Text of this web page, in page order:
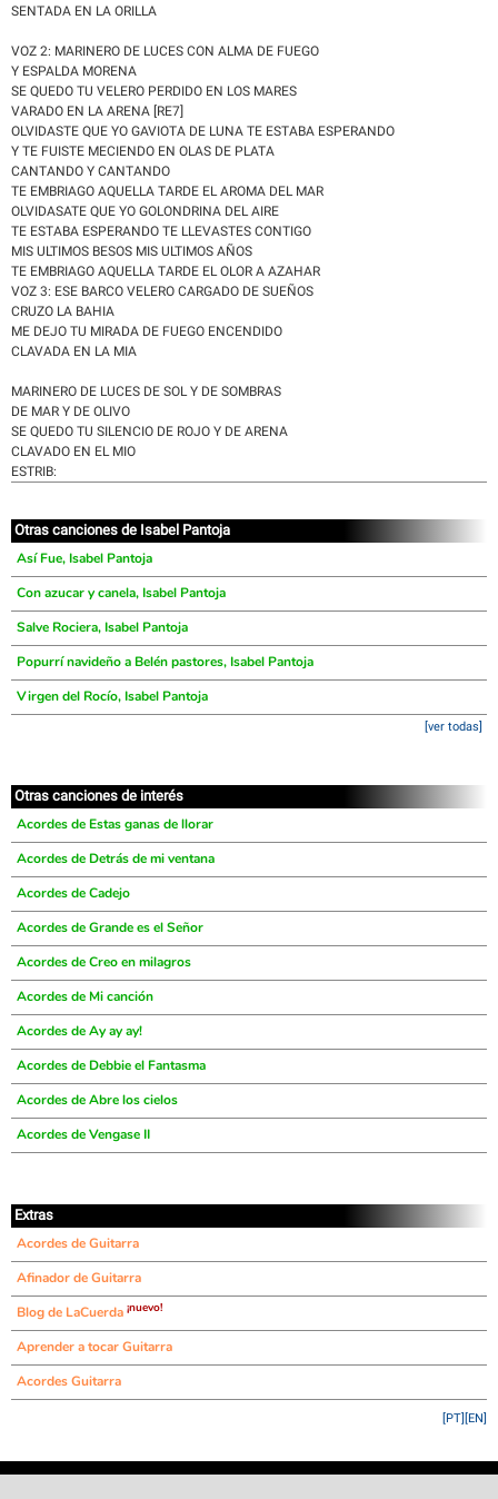
SENTADA EN LA ORILLA
VOZ 2: MARINERO DE LUCES CON ALMA DE FUEGO
Y ESPALDA MORENA
SE QUEDO TU VELERO PERDIDO EN LOS MARES
VARADO EN LA ARENA [RE7]
OLVIDASTE QUE YO GAVIOTA DE LUNA TE ESTABA ESPERANDO
Y TE FUISTE MECIENDO EN OLAS DE PLATA
CANTANDO Y CANTANDO
TE EMBRIAGO AQUELLA TARDE EL AROMA DEL MAR
OLVIDASATE QUE YO GOLONDRINA DEL AIRE
TE ESTABA ESPERANDO TE LLEVASTES CONTIGO
MIS ULTIMOS BESOS MIS ULTIMOS AÑOS
TE EMBRIAGO AQUELLA TARDE EL OLOR A AZAHAR
VOZ 3: ESE BARCO VELERO CARGADO DE SUEÑOS
CRUZO LA BAHIA
ME DEJO TU MIRADA DE FUEGO ENCENDIDO
CLAVADA EN LA MIA
MARINERO DE LUCES DE SOL Y DE SOMBRAS
DE MAR Y DE OLIVO
SE QUEDO TU SILENCIO DE ROJO Y DE ARENA
CLAVADO EN EL MIO
ESTRIB:
Otras canciones de Isabel Pantoja
Así Fue, Isabel Pantoja
Con azucar y canela, Isabel Pantoja
Salve Rociera, Isabel Pantoja
Popurrí navideño a Belén pastores, Isabel Pantoja
Virgen del Rocío, Isabel Pantoja
[ver todas]
Otras canciones de interés
Acordes de Estas ganas de llorar
Acordes de Detrás de mi ventana
Acordes de Cadejo
Acordes de Grande es el Señor
Acordes de Creo en milagros
Acordes de Mi canción
Acordes de Ay ay ay!
Acordes de Debbie el Fantasma
Acordes de Abre los cielos
Acordes de Vengase II
Extras
Acordes de Guitarra
Afinador de Guitarra
Blog de LaCuerda ¡nuevo!
Aprender a tocar Guitarra
Acordes Guitarra
[EN]
[PT]